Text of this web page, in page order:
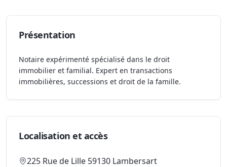
Présentation
Notaire expérimenté spécialisé dans le droit
immobilier et familial. Expert en transactions
immobilières, successions et droit de la famille.
Localisation et accès
225 Rue de Lille 59130 Lambersart